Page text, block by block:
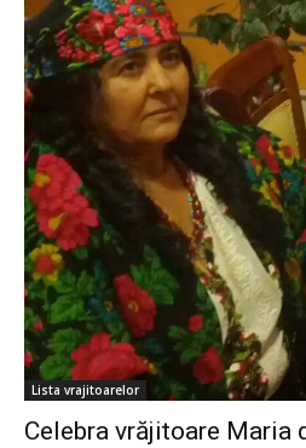
Lista vrajitoarelor
Celebra vrăjitoare Maria